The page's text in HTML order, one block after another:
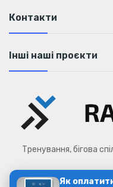
Контакти
Інші наші проєкти
Тренування, бігова
Як